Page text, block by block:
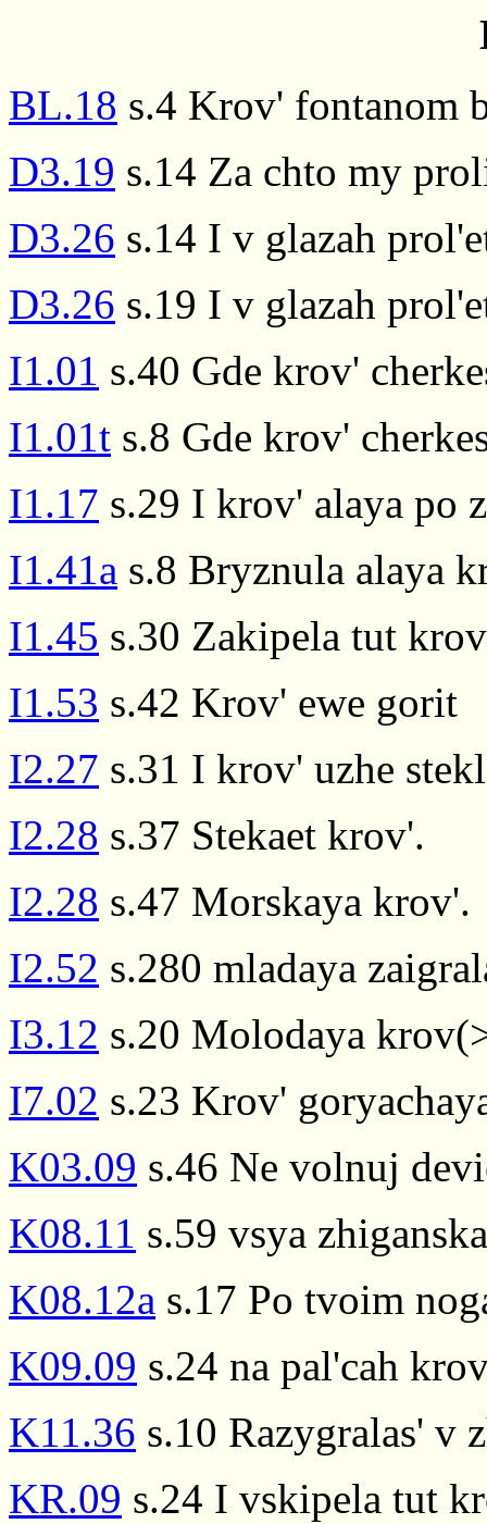
BL.18 s.4 Krov' fontanom
D3.19 s.14 Za chto my
D3.26 s.14 I v glazah
D3.26 s.19 I v glazah
I1.01 s.40 Gde krov'
I1.01t s.8 Gde krov'
I1.17 s.29 I krov' alaya po
I1.41a s.8 Bryznula alaya
I1.45 s.30 Zakipela tut
I1.53 s.42 Krov' ewe gorit
I2.27 s.31 I krov' uzhe
I2.28 s.37 Stekaet krov'.
I2.28 s.47 Morskaya krov'.
I2.52 s.280 mladaya
I3.12 s.20 Molodaya
I7.02 s.23 Krov'
K03.09 s.46 Ne volnuj
K08.11 s.59 vsya
K08.12a s.17 Po tvoim
K09.09 s.24 na pal'cah
K11.36 s.10 Razygralas' v
KR.09 s.24 I vskipela tut